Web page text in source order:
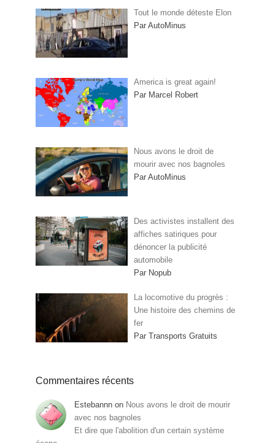
Tout le monde déteste Elon
Par AutoMinus
America is great again!
Par Marcel Robert
Nous avons le droit de
mourir avec nos bagnoles
Par AutoMinus
Des activistes installent des
affiches satiriques pour
dénoncer la publicité
automobile
Par Nopub
La locomotive du progrès :
Une histoire des chemins de
fer
Par Transports Gratuits
Commentaires récents
Estebannn on Nous avons le droit de mourir
avec nos bagnoles
Et dire que l'abolition d'un certain système